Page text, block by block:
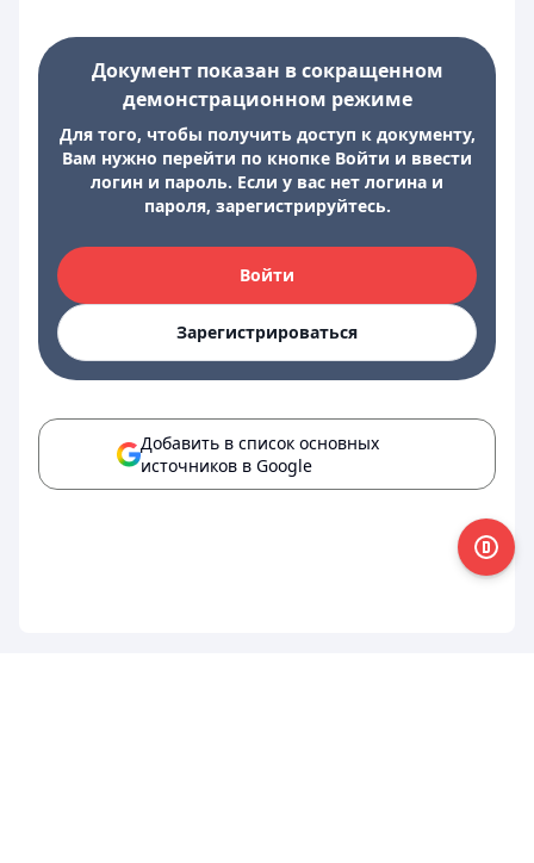
Документ показан в сокращенном
демонстрационном режиме
Для того, чтобы получить доступ к документу,
Вам нужно перейти по кнопке Войти и ввести
логин и пароль. Если у вас нет логина и
пароля, зарегистрируйтесь.
Войти
Зарегистрироваться
Добавить в список основных
источников в Google